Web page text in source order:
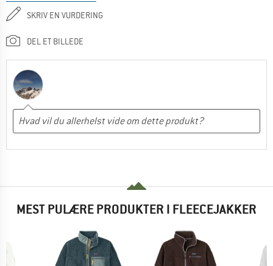
SKRIV EN VURDERING
DEL ET BILLEDE
MEST PULÆRE PRODUKTER I FLEECEJAKKER